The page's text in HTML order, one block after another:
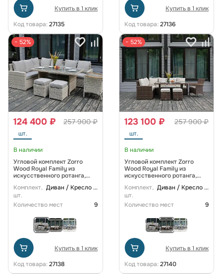
Купить в 1 клик
Код товара: 27135
Купить в 1 клик
Код товара: 27136
− 52%
257 900 ₽
124 400 ₽
шт.
В наличии
Угловой комплект Zorro
Wood Royal Family из
искусственного ротанга,
Комплект,
шт.
Диван / Кресло...
Количество мест 9
Купить в 1 клик
Код товара: 27138
− 52%
257 900 ₽
123 100 ₽
шт.
В наличии
Угловой комплект Zorro
Wood Royal Family из
искусственного ротанга,
Комплект,
шт.
Диван / Кресло...
Количество мест 9
Купить в 1 клик
Код товара: 27140